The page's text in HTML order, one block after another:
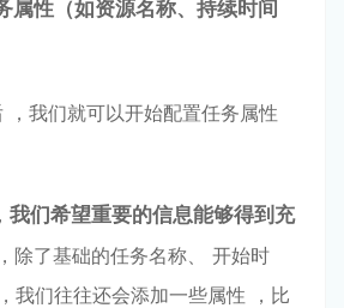
属性（如资源名称、持续时间
，我们就可以开始配置任务属性
我们希望重要的信息能够得到充
除了基础的任务名称、 开始时
我们往往还会添加⼀些属性 ，⽐